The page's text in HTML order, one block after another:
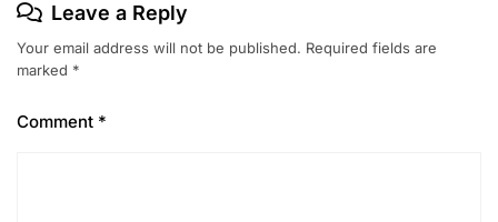
Leave a Reply
Your email address will not be published. Required fields are
marked *
Comment *